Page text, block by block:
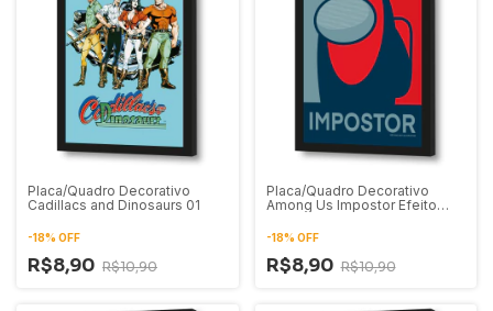
Placa/Quadro Decorativo
Cadillacs and Dinosaurs 01
-18% OFF
R$8,90 R$10,90
Placa/Quadro Decorativo
Among Us Impostor Efeito
-18% OFF
R$8,90 R$10,90